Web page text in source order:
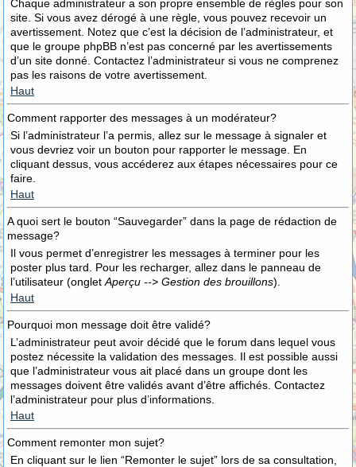
Chaque administrateur a son propre ensemble de règles pour son
site. Si vous avez dérogé à une règle, vous pouvez recevoir un
avertissement. Notez que c’est la décision de l’administrateur, et
que le groupe phpBB n’est pas concerné par les avertissements
d’un site donné. Contactez l’administrateur si vous ne comprenez
pas les raisons de votre avertissement.
Haut
Comment rapporter des messages à un modérateur?
Si l’administrateur l’a permis, allez sur le message à signaler et
vous devriez voir un bouton pour rapporter le message. En
cliquant dessus, vous accéderez aux étapes nécessaires pour ce
faire.
Haut
A quoi sert le bouton “Sauvegarder” dans la page de rédaction de
message?
Il vous permet d’enregistrer les messages à terminer pour les
poster plus tard. Pour les recharger, allez dans le panneau de
l’utilisateur (onglet Aperçu --> Gestion des brouillons).
Haut
Pourquoi mon message doit être validé?
L’administrateur peut avoir décidé que le forum dans lequel vous
postez nécessite la validation des messages. Il est possible aussi
que l’administrateur vous ait placé dans un groupe dont les
messages doivent être validés avant d’être affichés. Contactez
l’administrateur pour plus d’informations.
Haut
Comment remonter mon sujet?
En cliquant sur le lien “Remonter le sujet” lors de sa consultation,